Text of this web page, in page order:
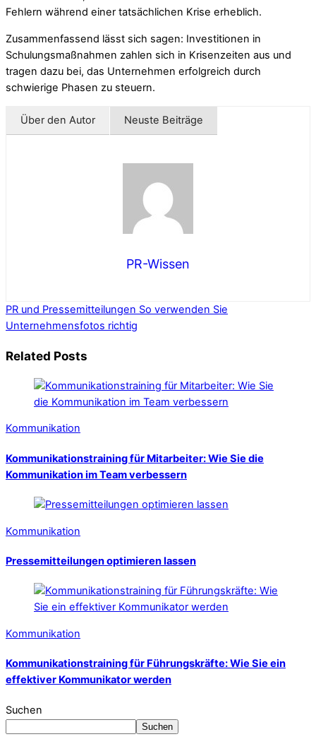
Fehlern während einer tatsächlichen Krise erheblich.
Zusammenfassend lässt sich sagen: Investitionen in
Schulungsmaßnahmen zahlen sich in Krisenzeiten aus und
tragen dazu bei, das Unternehmen erfolgreich durch
schwierige Phasen zu steuern.
Über den Autor Neuste Beiträge
PR-Wissen
PR und Pressemitteilungen So verwenden Sie
Unternehmensfotos richtig
Related Posts
Kommunikation
Kommunikationstraining für Mitarbeiter: Wie Sie die
Kommunikation im Team verbessern
Kommunikation
Pressemitteilungen optimieren lassen
Kommunikation
Kommunikationstraining für Führungskräfte: Wie Sie ein
effektiver Kommunikator werden
Suchen
Suchen